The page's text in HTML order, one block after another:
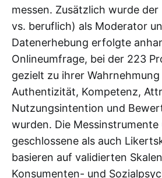
messen. Zusätzlich wurde
vs. beruflich) als Moderator
Datenerhebung erfolgte
Onlineumfrage, bei der 223
gezielt zu ihrer
Authentizität, Kompetenz,
Nutzungsintention und
wurden. Die
geschlossene als auch
basieren auf validierten
Konsumenten- und